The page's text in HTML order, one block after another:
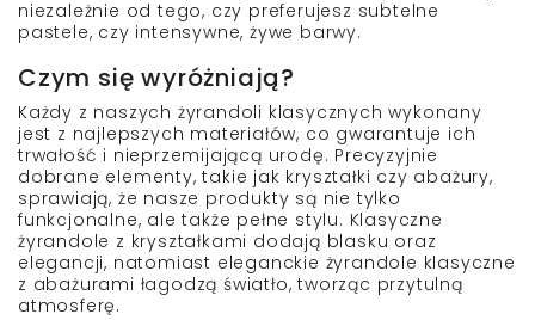
niezależnie od tego, czy preferujesz subtelne
pastele, czy intensywne, żywe barwy.
Czym się wyróżniają?
Każdy z naszych żyrandoli klasycznych wykonany
jest z najlepszych materiałów, co gwarantuje ich
trwałość i nieprzemijającą urodę. Precyzyjnie
dobrane elementy, takie jak kryształki czy abażury,
sprawiają, że nasze produkty są nie tylko
funkcjonalne, ale także pełne stylu. Klasyczne
żyrandole z kryształkami dodają blasku oraz
elegancji, natomiast eleganckie żyrandole klasyczne
z abażurami łagodzą światło, tworząc przytulną
atmosferę.